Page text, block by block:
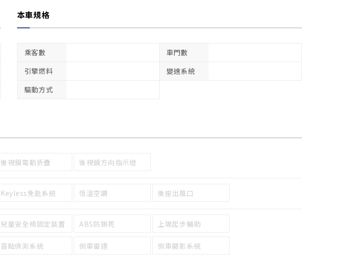
本車規格
乘客數
車門數
引擎燃料
變速系統
驅動方式
後視鏡電動折疊 後視鏡方向指示燈
Keyless免匙系統 恆溫空調 後座出風口
兒童安全椅固定裝置 ABS防鎖死 上坡起步輔助
盲點偵測系統 倒車雷達 倒車顯影系統